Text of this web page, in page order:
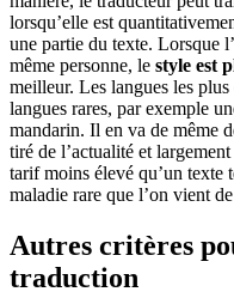
lorsqu’elle est
une partie du texte. Lorsque
même personne, le style est
meilleur. Les langues les
langues rares, par exemple
mandarin. Il en va de même
tiré de l’actualité et
tarif moins élevé qu’un texte
maladie rare que l’on vient
Autres critères
traduction